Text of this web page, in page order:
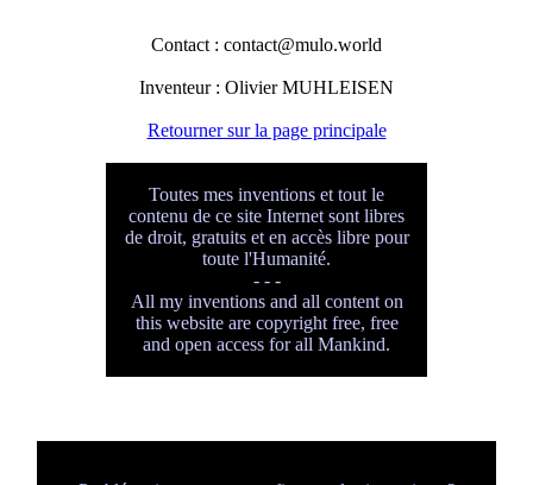
Contact : contact@mulo.world
Inventeur : Olivier MUHLEISEN
Retourner sur la page principale
Toutes mes inventions et tout le
contenu de ce site Internet sont libres
de droit, gratuits et en accès libre pour
toute l'Humanité.
- - -
All my inventions and all content on
this website are copyright free, free
and open access for all Mankind.